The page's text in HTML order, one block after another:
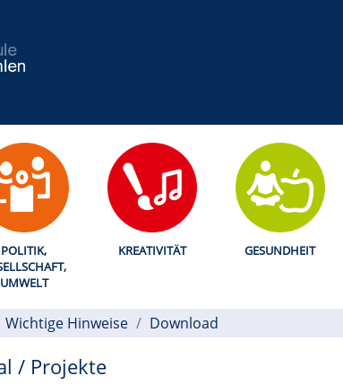
POLITIK,
UMWELT
KREATIVITÄT GESUNDHEIT
Wichtige Hinweise Download
/ Projekte